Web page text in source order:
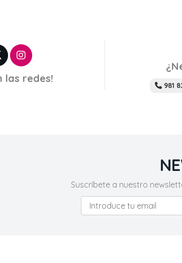
las redes!
981
Suscríbete a nuestro